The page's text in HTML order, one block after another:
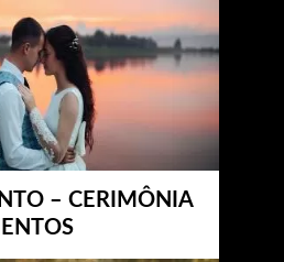
– CERIMÔNIA